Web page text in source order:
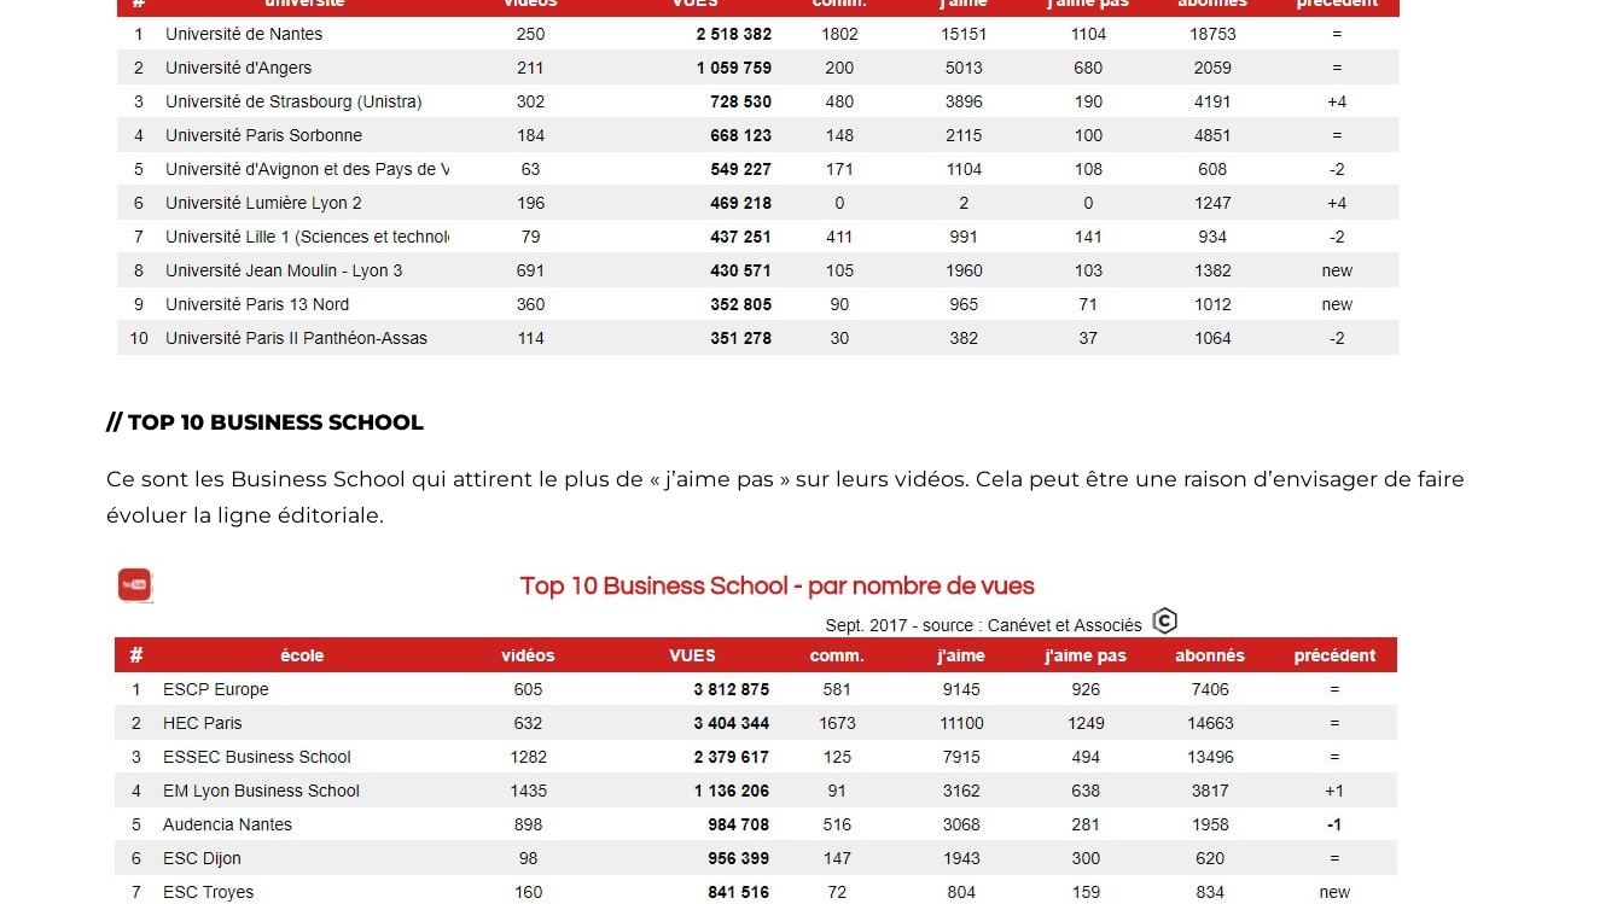
// TOP 10 BUSINESS SCHOOL
Ce sont les Business School qui attirent le plus de « j’aime pas » sur leurs vidéos. Cela peut être une raison d’envisager de faire
évoluer la ligne éditoriale.